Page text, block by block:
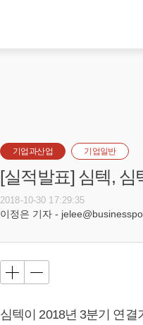
기업과산업 기업일반
[실적발표] 심텍,
2018-10-30 17:29:35
이정은 기자 -
심텍이 2018년 3분기 연결